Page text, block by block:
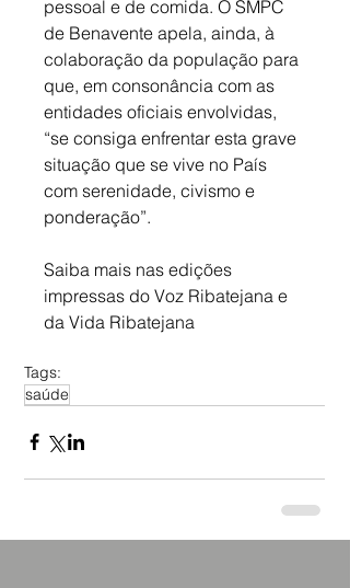
pessoal e de comida. O SMPC
de Benavente apela, ainda, à
colaboração da população para
que, em consonância com as
entidades oficiais envolvidas,
“se consiga enfrentar esta grave
situação que se vive no País
com serenidade, civismo e
ponderação”.
Saiba mais nas edições
impressas do Voz Ribatejana e
da Vida Ribatejana
Tags:
saúde